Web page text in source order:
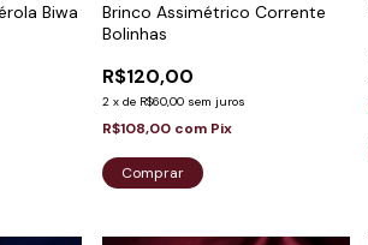
Biwa
Brinco Assimétrico Corrente
Bolinhas
R$120,00
2 x de R$60,00 sem juros
R$108,00 com Pix
Comprar